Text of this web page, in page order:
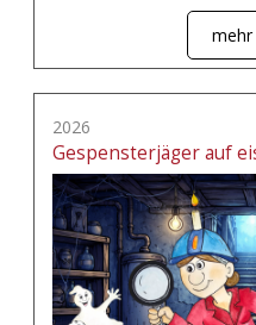
2026
Gespensterjäger auf